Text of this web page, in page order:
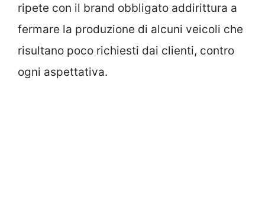
ripete con il brand obbligato addirittura a
fermare la produzione di alcuni veicoli che
risultano poco richiesti dai clienti, contro
ogni aspettativa.